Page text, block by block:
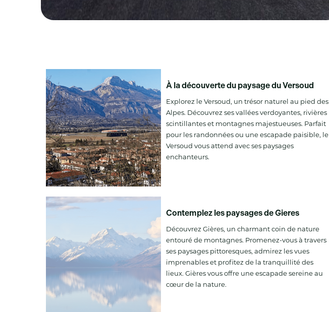
À la découverte du paysage du Versoud
Explorez le Versoud, un trésor naturel au pied des
Alpes. Découvrez ses vallées verdoyantes, rivières
scintillantes et montagnes majestueuses. Parfait
pour les randonnées ou une escapade paisible, le
Versoud vous attend avec ses paysages
enchanteurs.
Contemplez les paysages de Gieres
Découvrez Gières, un charmant coin de nature
entouré de montagnes. Promenez-vous à travers
ses paysages pittoresques, admirez les vues
imprenables et profitez de la tranquillité des
lieux. Gières vous offre une escapade sereine au
cœur de la nature.